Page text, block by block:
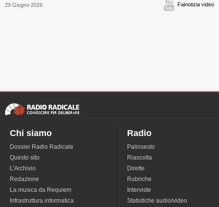
29 Giugno 2026
Fainotizia video
Chi siamo
Dossier Radio Radicale
Questo sito
L'Archivio
Redazione
La musica da Requiem
Infrastruttura informatica
Radio
Palinsesto
Riascolta
Dirette
Rubriche
Interviste
Statistiche audio/video